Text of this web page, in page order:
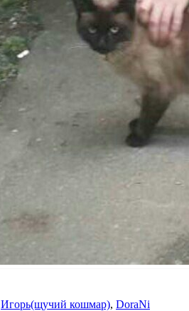
Игорь(щучий кошмар), DoraNi